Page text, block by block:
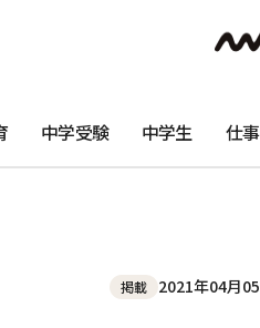
中学受験 中学生 仕事
掲載 2021年04月